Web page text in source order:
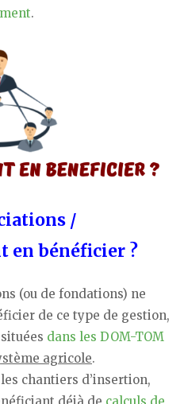
.
/
en bénéficier ?
(ou de fondations) ne
de ce type de gestion,
dans les DOM-TOM
agricole.
chantiers d’insertion,
déjà de calculs de